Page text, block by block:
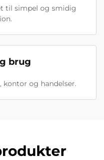
til simpel og smidig
brug
kontor og handelser.